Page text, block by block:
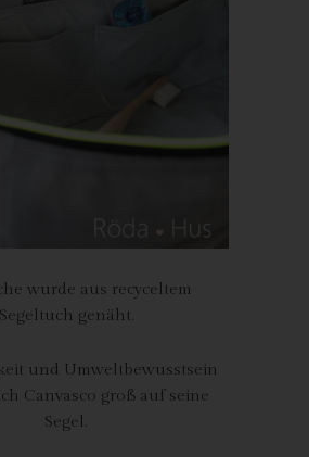
wurde aus recyceltem
Segeltuch genäht.
und Umweltbewusstsein
Canvasco groß auf seine
Segel.
einen Internetbrowser auf einem
und gespeichert werden.
und Server verwenden Cookies. Viele
sogenannte Cookie-ID. Eine Cookie-ID
zugeordnet werden können, in dem
wurde. Dies ermöglicht es den
Person von anderen Internetbrowsern,
zu unterscheiden. Ein bestimmter
werden.
kann den Nutzern dieser
Services bereitstellen, die ohne